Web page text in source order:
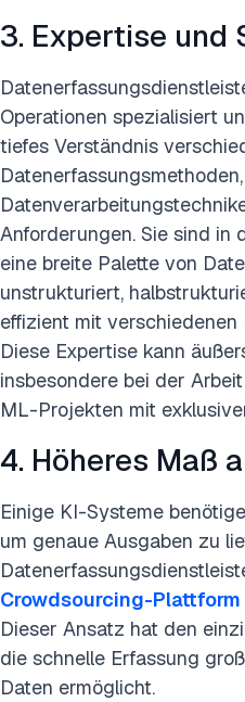
3. Expertise und
Operationen spezialisiert
tiefes Verständnis
Datenerfassungsmethoden,
Anforderungen. Sie sind in
eine breite Palette von
unstrukturiert,
effizient mit
Diese Expertise kann
insbesondere bei der
ML-Projekten mit
4. Höheres Maß
Einige KI-Systeme
um genaue Ausgaben zu
Crowdsourcing-Plattform
Dieser Ansatz hat den
die schnelle Erfassung
Daten ermöglicht.